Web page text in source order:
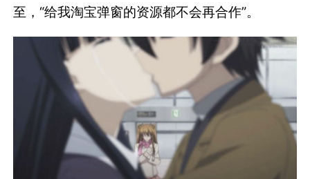
至，“给我淘宝弹窗的资源都不会再合作”。